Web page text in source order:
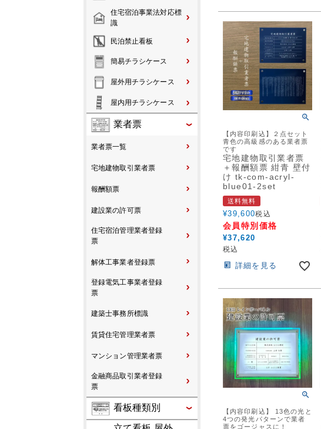
住宅宿泊事業法対応標
識
民泊禁止看板
簡易チラシケース
屋外用チラシケース
屋内用チラシケース
業者票
業者票一覧
宅地建物取引業者票
報酬額票
建設業の許可票
住宅宿泊管理業者登録
票
解体工事業者登録票
登録電気工事業者登録
票
建築士事務所標識
賃貸住宅管理業者票
マンション管理業者票
金融商品取引業者登録
票
看板種類別
【内容印刷込】２点セット
青色の高級感のある業者票
です
宅地建物取引業者票
＋報酬額票 紺青 壁付
け tk-com-acryl-
blue01-2set
送料無料
¥39,600税込
会員特別価格
¥37,620
税込
詳細を見る
【内容印刷込】 13色の光と
4つの発光パターンで業者
票をゴージャスに！